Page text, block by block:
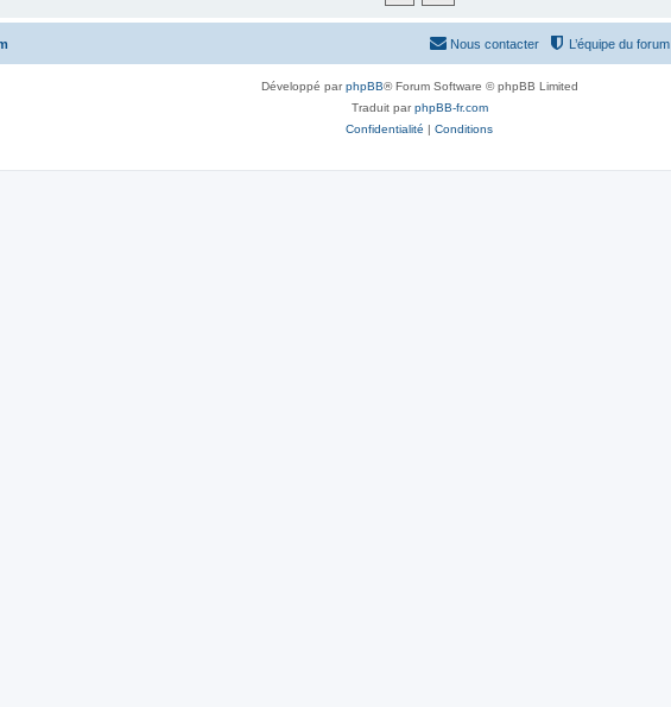
L’équipe du forum
Nous contacter
Développé parphpBB® Forum Software © phpBB Limited
Traduit parphpBB-fr.com
Confidentialité | Conditions